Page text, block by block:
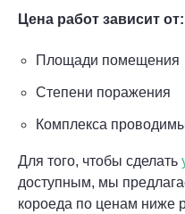
Цена работ зависит от:
Площади помещения
Степени поражения
Комплекса
Для того, чтобы сделать
доступным, мы
короеда по ценам ниже